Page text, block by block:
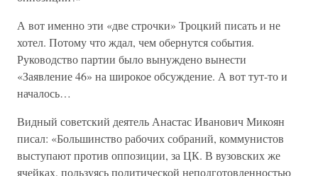
А вот именно эти «две строчки» Троцкий писать и не
хотел. Потому что ждал, чем обернутся события.
Руководство партии было вынуждено вынести
«Заявление 46» на широкое обсуждение. А вот тут-то и
началось…
Видный советский деятель Анастас Иванович Микоян
писал: «Большинство рабочих собраний, коммунистов
выступают против оппозиции, за ЦК. В вузовских же
ячейках, пользуясь политической неподготовленностью